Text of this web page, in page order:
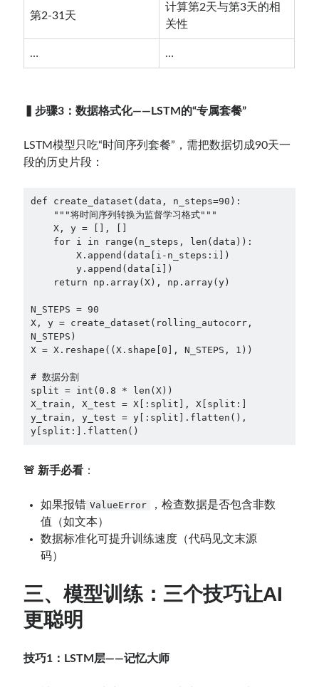
第2-31天
计算第2天与第3天的相
关性
… …
▍步骤3：数据格式化——LSTM的“专属套餐”
LSTM模型只吃“时间序列套餐”，需把数据切成90天一
段的历史片段：
def create_dataset(data, n_steps=90):
    """将时间序列转换为监督学习格式"""
    X, y = [], []
    for i in range(n_steps, len(data)):
        X.append(data[i-n_steps:i])
        y.append(data[i])
    return np.array(X), np.array(y)
N_STEPS = 90
X, y = create_dataset(rolling_autocorr,
N_STEPS)
X = X.reshape((X.shape[0], N_STEPS, 1))
# 数据分割
split = int(0.8 * len(X))
X_train, X_test = X[:split], X[split:]
y_train, y_test = y[:split].flatten(),
y[split:].flatten()
🚨 新手必看 ：
如果报错 ValueError
，检查数据是否包含非数
值（如文本）
数据标准化可提升训练速度（代码见文末源
码）
三、模型训练：三个技巧让AI
更聪明
技巧1：LSTM层——记忆大师